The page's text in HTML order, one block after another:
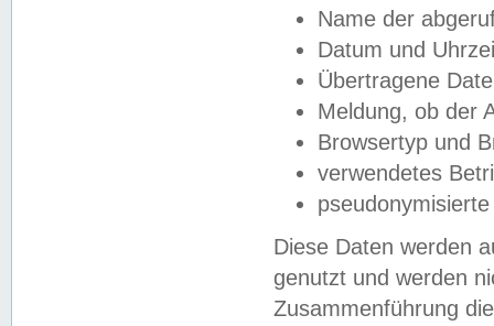
Name der
Datum und
Übertragene
Meldung, ob der
Browsertyp und
verwendetes
Diese Daten werden
genutzt und werden
Zusammenführung